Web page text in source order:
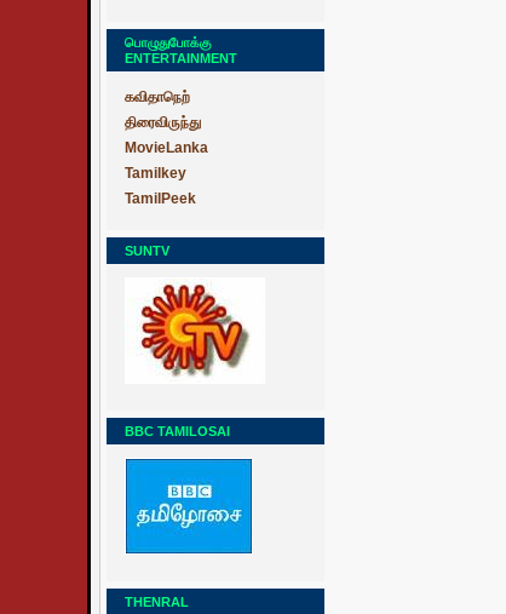
பொழுதுபோக்கு
ENTERTAINMENT
கவிதாநெற்
திரைவிருந்து
MovieLanka
Tamilkey
TamilPeek
SUNTV
BBC TAMILOSAI
THENRAL